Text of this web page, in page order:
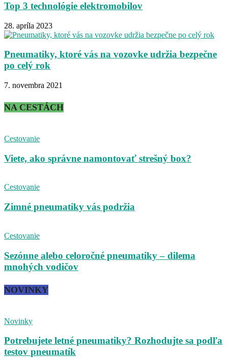
Top 3 technológie elektromobilov
28. apríla 2023
Pneumatiky, ktoré vás na vozovke udržia bezpečne
po celý rok
7. novembra 2021
NA CESTÁCH
Cestovanie
Viete, ako správne namontovať strešný box?
Cestovanie
Zimné pneumatiky vás podržia
Cestovanie
Sezónne alebo celoročné pneumatiky – dilema
mnohých vodičov
NOVINKY
Novinky
Potrebujete letné pneumatiky? Rozhodujte sa podľa
testov pneumatík